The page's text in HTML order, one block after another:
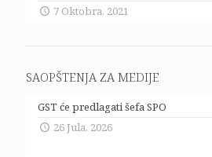
7 Oktobra, 2021
SAOPŠTENJA ZA MEDIJE
GST će predlagati šefa SPO
26 Jula, 2026